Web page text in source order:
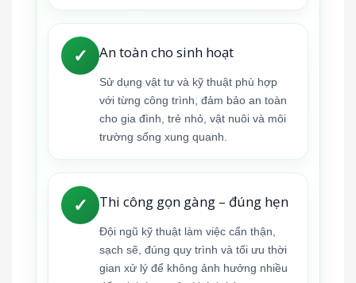
✓ An toàn cho sinh hoạt
Sử dụng vật tư và kỹ thuật phù hợp
với từng công trình, đảm bảo an toàn
cho gia đình, trẻ nhỏ, vật nuôi và môi
trường sống xung quanh.
✓ Thi công gọn gàng – đúng hẹn
Đội ngũ kỹ thuật làm việc cẩn thận,
sạch sẽ, đúng quy trình và tối ưu thời
gian xử lý để không ảnh hưởng nhiều